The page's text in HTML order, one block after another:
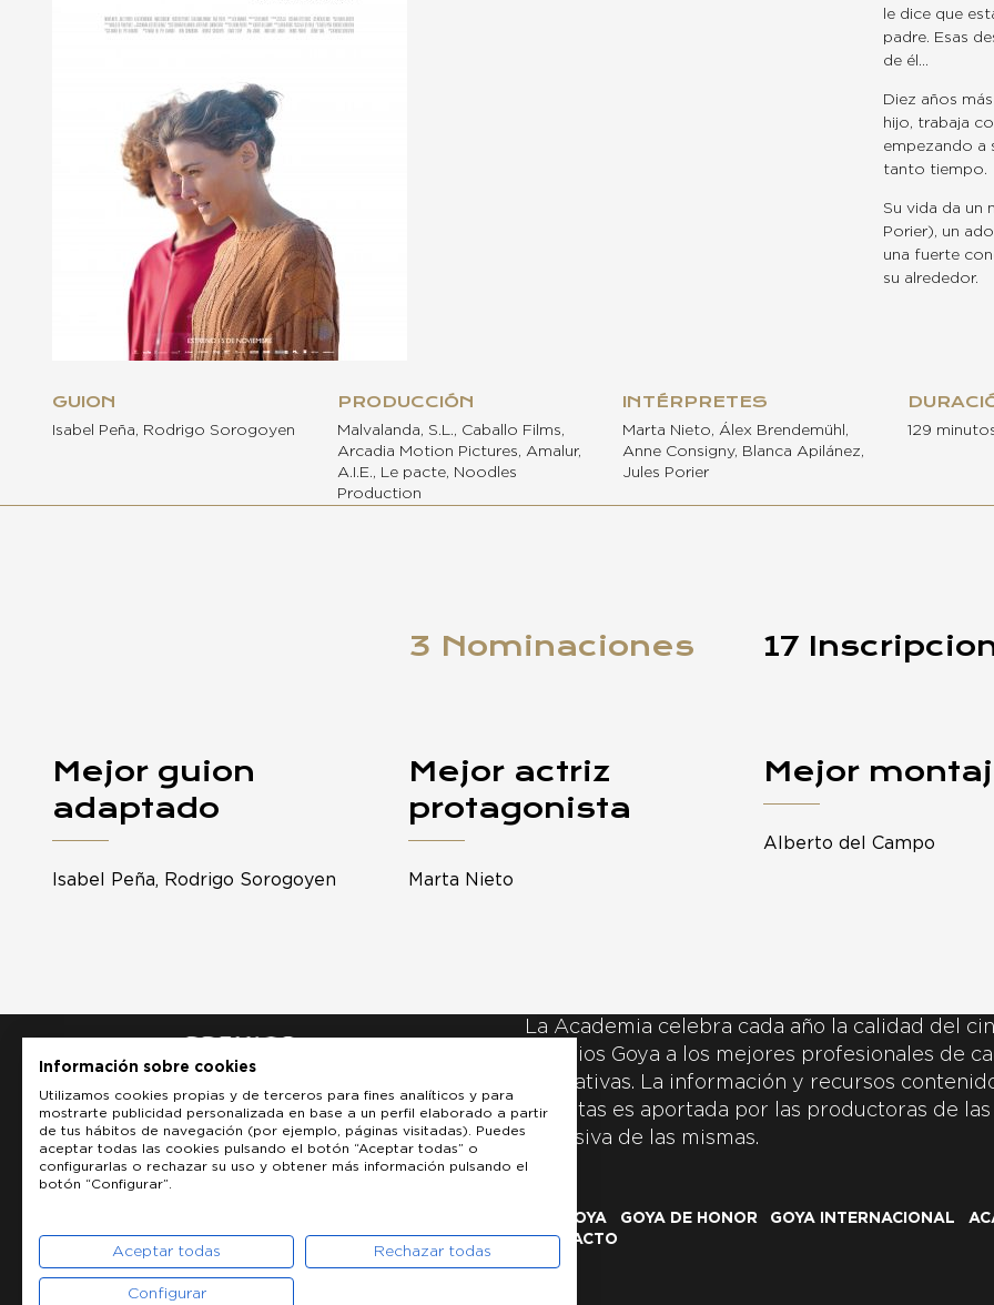
le dice que
padre. Esas
de él…
Diez años
hijo, trabaja
empezando a
tanto tiempo.
Su vida da un
Porier), un
una fuerte
su alrededor.
GUION
Isabel Peña, Rodrigo Sorogoyen
PRODUCCIÓN
Malvalanda, S.L., Caballo Films,
Arcadia Motion Pictures, Amalur,
A.I.E., Le pacte, Noodles
Production
INTÉRPRETES
Marta Nieto, Álex Brendemühl,
Anne Consigny, Blanca Apilánez,
Jules Porier
129
3 Nominaciones 17
Mejor guion
adaptado
Isabel Peña, Rodrigo Sorogoyen
Mejor actriz
protagonista
Marta Nieto
Mejor
Alberto del Campo
La Academia celebra cada año la calidad del
Premios Goya a los mejores profesionales de
y creativas. La información y recursos
inscritas es aportada por las productoras de
exclusiva de las mismas.
LOS GOYA GOYA DE HONOR GOYA INTERNACIONAL
CONTACTO
Información sobre cookies
Utilizamos cookies propias y de terceros para fines analíticos y para
mostrarte publicidad personalizada en base a un perfil elaborado a partir
de tus hábitos de navegación (por ejemplo, páginas visitadas). Puedes
aceptar todas las cookies pulsando el botón “Aceptar todas” o
configurarlas o rechazar su uso y obtener más información pulsando el
botón “Configurar”.
Aceptar todas Rechazar todas
Configurar